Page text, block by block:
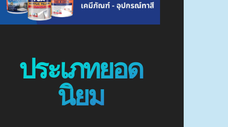
ประเภทยอด
นิยม